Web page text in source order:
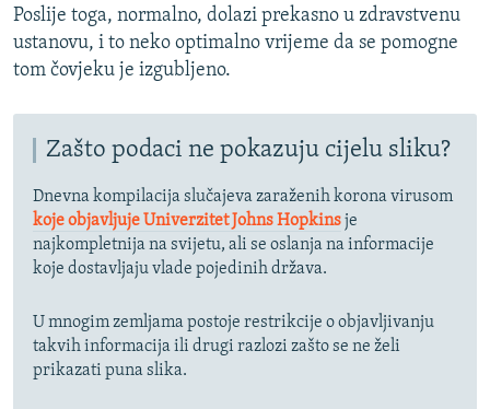
Poslije toga, normalno, dolazi prekasno u zdravstvenu
ustanovu, i to neko optimalno vrijeme da se pomogne
tom čovjeku je izgubljeno.
Zašto podaci ne pokazuju cijelu sliku?
Dnevna kompilacija slučajeva zaraženih korona virusom
koje objavljuje Univerzitet Johns Hopkinsje
najkompletnija na svijetu, ali se oslanja na informacije
koje dostavljaju vlade pojedinih država.
U mnogim zemljama postoje restrikcije o objavljivanju
takvih informacija ili drugi razlozi zašto se ne želi
prikazati puna slika.